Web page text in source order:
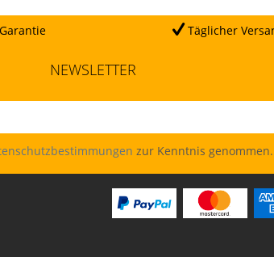
Täglicher
NEWSLETTER
zur Kenntnis genommen.